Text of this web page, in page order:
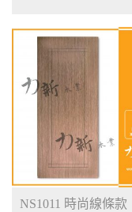
NS1011 時尚線條款